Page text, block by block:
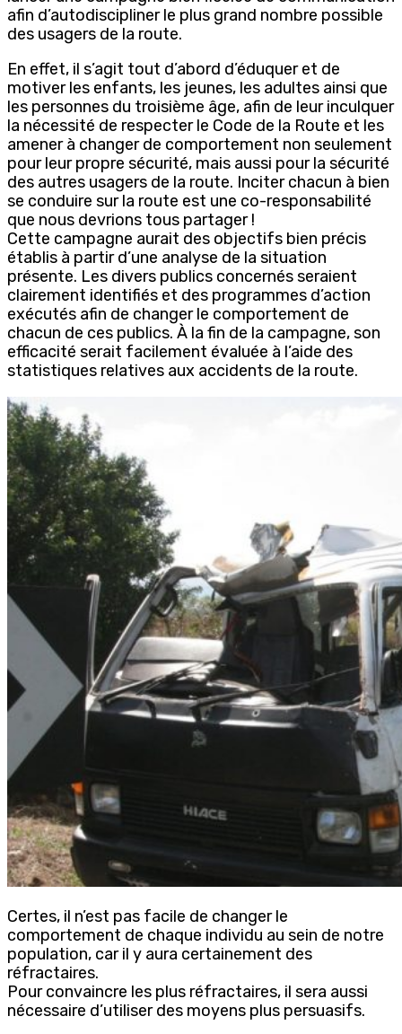
afin d’autodiscipliner le plus grand nombre possible
des usagers de la route.
En effet, il s’agit tout d’abord d’éduquer et de
motiver les enfants, les jeunes, les adultes ainsi que
les personnes du troisième âge, afin de leur inculquer
la nécessité de respecter le Code de la Route et les
amener à changer de comportement non seulement
pour leur propre sécurité, mais aussi pour la sécurité
des autres usagers de la route. Inciter chacun à bien
se conduire sur la route est une co-responsabilité
que nous devrions tous partager !
Cette campagne aurait des objectifs bien précis
établis à partir d’une analyse de la situation
présente. Les divers publics concernés seraient
clairement identifiés et des programmes d’action
exécutés afin de changer le comportement de
chacun de ces publics. À la fin de la campagne, son
efficacité serait facilement évaluée à l’aide des
statistiques relatives aux accidents de la route.
Certes, il n’est pas facile de changer le
comportement de chaque individu au sein de notre
population, car il y aura certainement des
réfractaires.
Pour convaincre les plus réfractaires, il sera aussi
nécessaire d’utiliser des moyens plus persuasifs.